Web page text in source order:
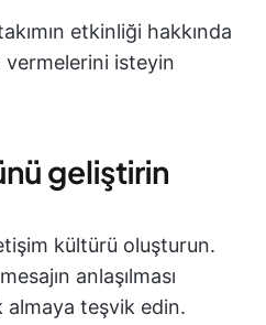
etkinliği hakkında
isteyin
geliştirin
kültürü oluşturun.
anlaşılması
almaya teşvik edin.